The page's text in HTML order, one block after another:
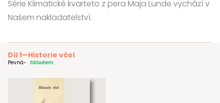
Série Klimatické kvarteto z pera Maja Lunde vychází v
Našem nakladatelství.
Díl 1—Historie včel
Pevná Skladem